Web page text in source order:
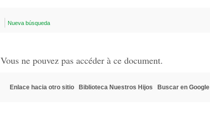
Nueva búsqueda
Vous ne pouvez pas accéder à ce document.
Enlace hacia otro sitio Biblioteca Nuestros Hijos Buscar en Google